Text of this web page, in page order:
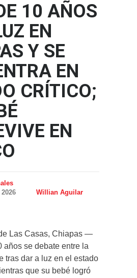
10 AÑOS
EN
Y SE
EN
CRÍTICO;
EN
Willian Aguilar
Las Casas, Chiapas —
años se debate entre la
tras dar a luz en el estado
que su bebé logró